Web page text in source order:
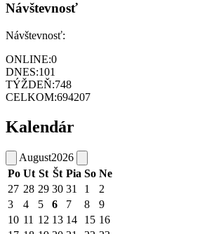
Návštevnosť
Návštevnosť:
ONLINE:0
DNES:101
TÝŽDEŇ:748
CELKOM:694207
Kalendár
August2026
Po Ut St Št Pia So Ne
27 28 29 30 31 1
2
3
4 5 6 7 8
9
10 11 12 13 14 15 16